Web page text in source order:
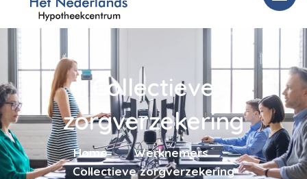
Collectieve
zorgverzekering
Home
Werknemers
Collectieve zorgverzekering